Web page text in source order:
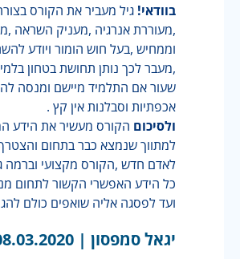
בוודאי! גיל מעביר את הקורס
,מעוררת אנרגיה ,מעניק השראה
וממחיש ,בעל חוש הומור ויודע
,מעבר לכך נותן תחושת בטחון
שעור אם התלמיד מיישם ומנסה
אכפתיות וסבלנות אין קץ .
ולסיכום הקורס מעשיר את הידע
למתווך שנמצא כבר בתחום
לאדם חדש ,הקורס מקצועי
כל הידע האפשרי הקשור לתחום
ועד לפסגה אליה שואפים כולם
יגאל סמפסון |